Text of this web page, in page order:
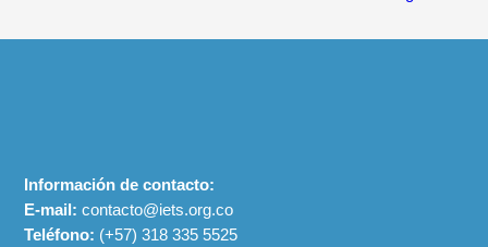
Información de contacto:
E-mail: contacto@iets.org.co
Teléfono: (+57)318 335 5525